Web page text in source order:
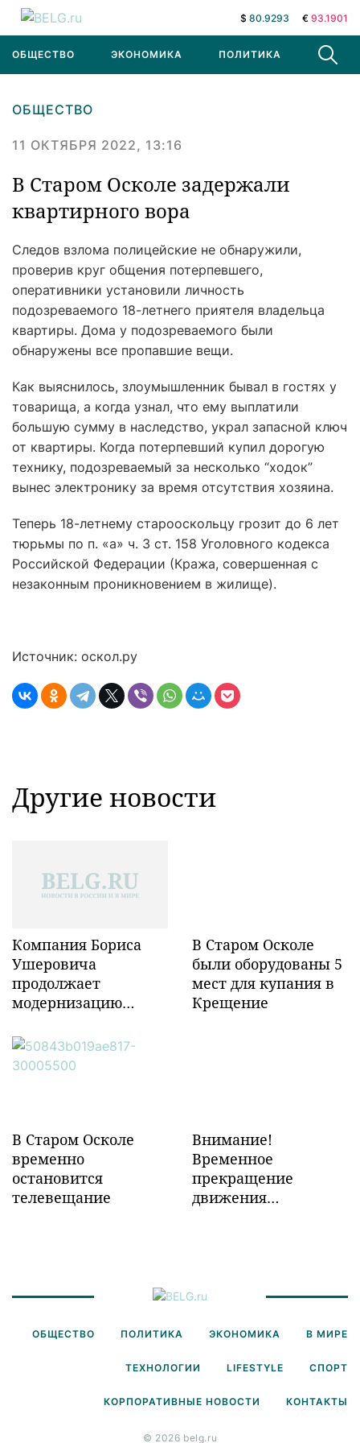
$ 80.9293 € 93.1901
ОБЩЕСТВО ЭКОНОМИКА ПОЛИТИКА В МИРЕ
ОБЩЕСТВО
11 ОКТЯБРЯ 2022, 13:16
В Старом Осколе задержали
квартирного вора
Следов взлома полицейские не обнаружили,
проверив круг общения потерпевшего,
оперативники установили личность
подозреваемого 18-летнего приятеля владельца
квартиры. Дома у подозреваемого были
обнаружены все пропавшие вещи.
Как выяснилось, злоумышленник бывал в гостях у
товарища, а когда узнал, что ему выплатили
большую сумму в наследство, украл запасной ключ
от квартиры. Когда потерпевший купил дорогую
технику, подозреваемый за несколько “ходок”
вынес электронику за время отсутствия хозяина.
Теперь 18-летнему старооскольцу грозит до 6 лет
тюрьмы по п. «а» ч. 3 ст. 158 Уголовного кодекса
Российской Федерации (Кража, совершенная с
незаконным проникновением в жилище).
Источник: оскол.ру
Другие новости
Компания Бориса
Ушеровича
продолжает
модернизацию
инфраструктуры в
Забайкалье
В Старом Осколе
были оборудованы 5
мест для купания в
Крещение
В Старом Осколе
временно
остановится
телевещание
Внимание!
Временное
прекращение
движения
ОБЩЕСТВО ПОЛИТИКА ЭКОНОМИКА В МИРЕ
ТЕХНОЛОГИИ LIFESTYLE СПОРТ
КОРПОРАТИВНЫЕ НОВОСТИ КОНТАКТЫ
© 2026 belg.ru